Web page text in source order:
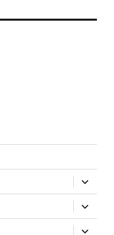
expande
el
menú
inferior
expande
el
menú
inferior
expande